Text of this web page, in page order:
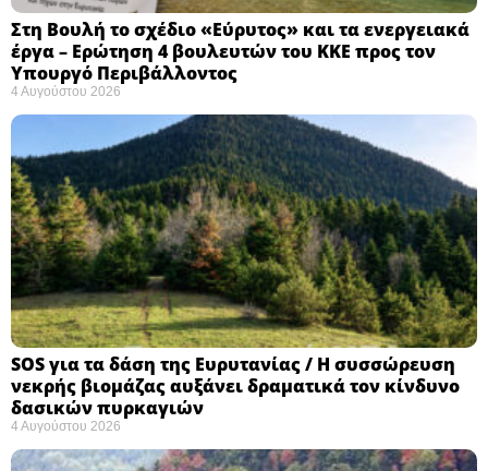
Στη Βουλή το σχέδιο «Εύρυτος» και τα ενεργειακά
έργα – Ερώτηση 4 βουλευτών του ΚΚΕ προς τον
Υπουργό Περιβάλλοντος
4 Αυγούστου 2026
SOS για τα δάση της Ευρυτανίας / Η συσσώρευση
νεκρής βιομάζας αυξάνει δραματικά τον κίνδυνο
δασικών πυρκαγιών
4 Αυγούστου 2026